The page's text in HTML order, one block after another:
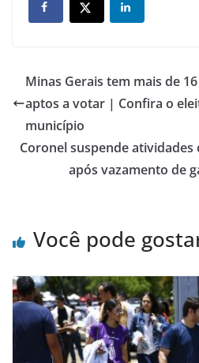
Minas Gerais tem mais de
aptos a votar | Confira o
município
Coronel suspende
após vazamento de
Você pode